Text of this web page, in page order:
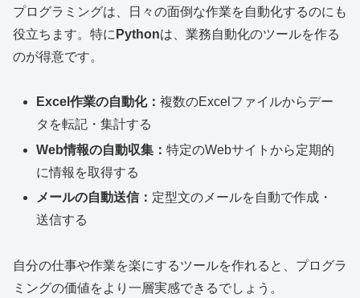
プログラミングは、日々の面倒な作業を自動化するのにも
役立ちます。特に Pythonは、業務自動化のツールを作る
のが得意です。
Excel作業の自動化：複数のExcelファイルからデー
タを転記・集計する
Web情報の自動収集：特定のWebサイトから定期的
に情報を取得する
メールの自動送信： 定型文のメールを自動で作成・
送信する
自分の仕事や作業を楽にするツールを作れると、プログラ
ミングの価値をより一層実感できるでしょう。